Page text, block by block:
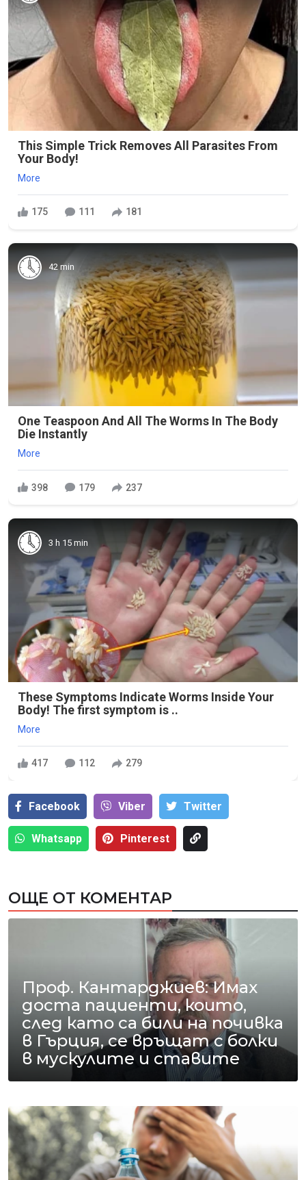
This Simple Trick Removes All Parasites From
Your Body!
More
175 111 181
42 min
One Teaspoon And All The Worms In The Body
Die Instantly
More
398 179 237
3 h 15 min
These Symptoms Indicate Worms Inside Your
Body! The first symptom is ..
More
417 112 279
Facebook Viber Тwitter
Whatsapp Pinterest
ОЩЕ ОТ КОМЕНТАР
Проф. Кантарджиев: Имах
доста пациенти, които,
след като са били на почивка
в Гърция, се връщат с болки
в мускулите и ставите